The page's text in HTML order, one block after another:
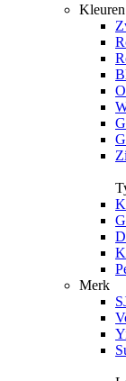
Kleuren
Merk